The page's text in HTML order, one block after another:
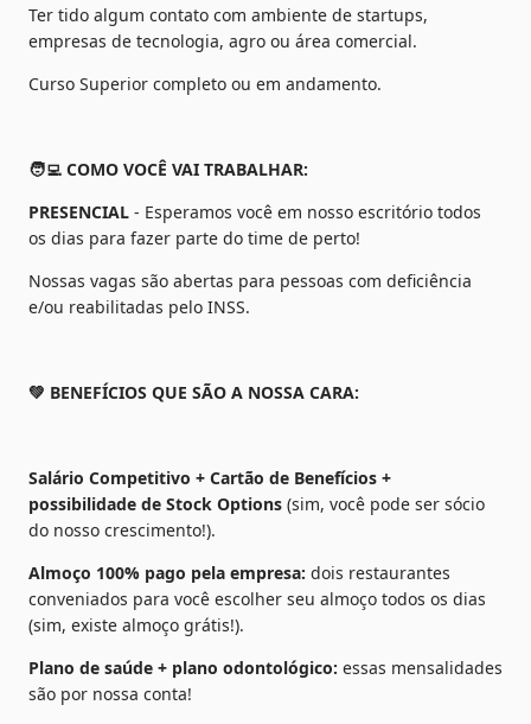
Ter tido algum contato com ambiente de startups,
empresas de tecnologia, agro ou área comercial.
Curso Superior completo ou em andamento.
🧑‍💻 COMO VOCÊ VAI TRABALHAR:
PRESENCIAL - Esperamos você em nosso escritório todos
os dias para fazer parte do time de perto!
Nossas vagas são abertas para pessoas com deficiência
e/ou reabilitadas pelo INSS.
💚 BENEFÍCIOS QUE SÃO A NOSSA CARA:
Salário Competitivo + Cartão de Benefícios +
possibilidade de Stock Options (sim, você pode ser sócio
do nosso crescimento!).
Almoço 100% pago pela empresa: dois restaurantes
conveniados para você escolher seu almoço todos os dias
(sim, existe almoço grátis!).
Plano de saúde + plano odontológico: essas mensalidades
são por nossa conta!